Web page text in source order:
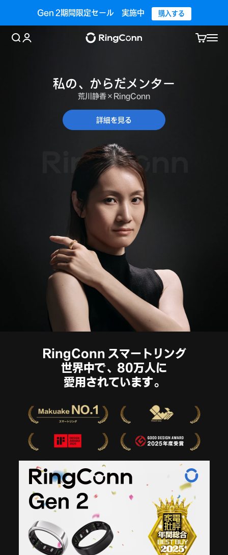
Gen 2期間限定セール 実施中 購入する
検索を開く
アカウントページに移動する カートを
メニ
私の、からだメンター
荒川静香×RingConn
詳細を見る
RingConn スマートリング
世界中で、80万人に
愛用されています。